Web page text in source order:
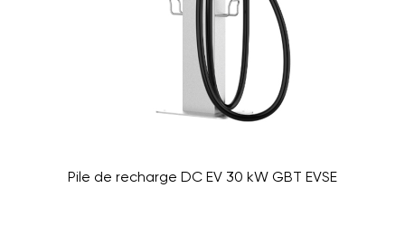
Pile de recharge DC EV 30 kW GBT EVSE